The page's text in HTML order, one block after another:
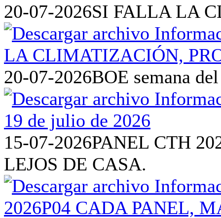
20-07-2026SI FALLA LA
20-07-2026BOE semana
15-07-2026PANEL CTH
LEJOS DE CASA.